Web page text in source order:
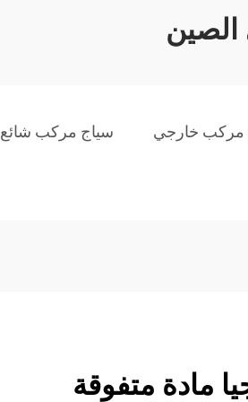
مركب خارجي سياج مركب شائع
مادة متفوقة